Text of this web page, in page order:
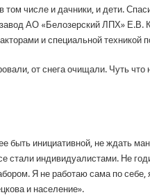
том числе и дачники, и дети.
АО «Белозерский ЛПХ» Е.В.
и специальной
от снега очищали. Чуть что
быть инициативной, не ждать
стали индивидуалистами. Не
Я не работаю сама по
и население».